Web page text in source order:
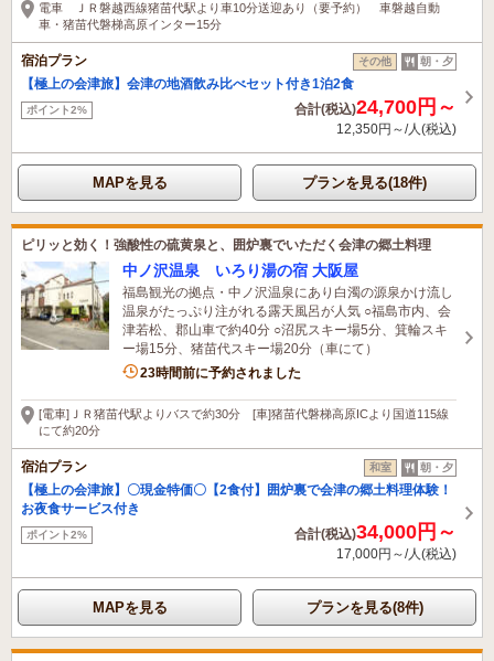
電車 ＪＲ磐越西線猪苗代駅より車10分送迎あり（要予約） 車磐越自動
車・猪苗代磐梯高原インター15分
宿泊プラン その他 朝・夕
【極上の会津旅】会津の地酒飲み比べセット付き1泊2食
ポイント2% 合計(税込)24,700円～
12,350円～/人(税込)
MAPを見る プランを見る(18件)
ピリッと効く！強酸性の硫黄泉と、囲炉裏でいただく会津の郷土料理
中ノ沢温泉 いろり湯の宿 大阪屋
福島観光の拠点・中ノ沢温泉にあり白濁の源泉かけ流し
温泉がたっぷり注がれる露天風呂が人気 ○福島市内、会
津若松、郡山車で約40分 ○沼尻スキー場5分、箕輪スキ
ー場15分、猪苗代スキー場20分（車にて）
23時間前に予約されました
[電車]ＪＲ猪苗代駅よりバスで約30分 [車]猪苗代磐梯高原ICより国道115線
にて約20分
宿泊プラン 和室 朝・夕
【極上の会津旅】〇現金特価〇【2食付】囲炉裏で会津の郷土料理体験！
お夜食サービス付き
ポイント2% 合計(税込)34,000円～
17,000円～/人(税込)
MAPを見る プランを見る(8件)